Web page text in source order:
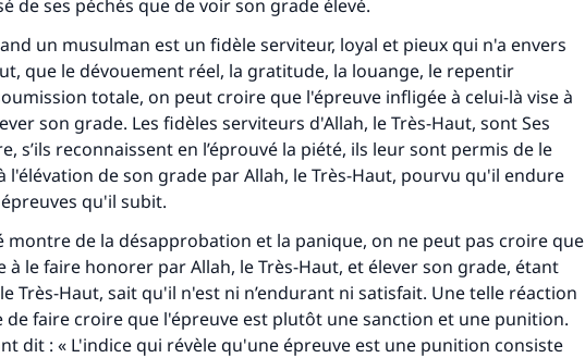
de ses péchés que de voir son grade élevé.
un musulman est un fidèle serviteur, loyal et pieux qui n'a envers
que le dévouement réel, la gratitude, la louange, le repentir
totale, on peut croire que l'épreuve infligée à celui-là vise à
son grade. Les fidèles serviteurs d'Allah, le Très-Haut, sont Ses
s’ils reconnaissent en l’éprouvé la piété, ils leur sont permis de le
l'élévation de son grade par Allah, le Très-Haut, pourvu qu'il endure
qu'il subit.
montre de la désapprobation et la panique, on ne peut pas croire que
à le faire honorer par Allah, le Très-Haut, et élever son grade, étant
Très-Haut, sait qu'il n'est ni n’endurant ni satisfait. Une telle réaction
de faire croire que l'épreuve est plutôt une sanction et une punition.
dit : « L'indice qui révèle qu'une épreuve est une punition consiste